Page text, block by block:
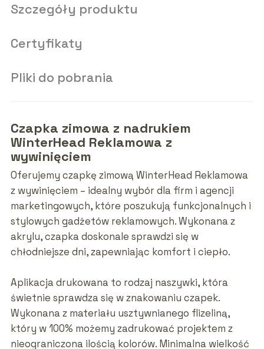
Szczegóły produktu
Certyfikaty
Pliki do pobrania
Czapka zimowa z nadrukiem
WinterHead Reklamowa z
wywinięciem
Oferujemy czapkę zimową WinterHead Reklamowa
z wywinięciem – idealny wybór dla firm i agencji
marketingowych, które poszukują funkcjonalnych i
stylowych gadżetów reklamowych. Wykonana z
akrylu, czapka doskonale sprawdzi się w
chłodniejsze dni, zapewniając komfort i ciepło.
Aplikacja drukowana to rodzaj naszywki, która
świetnie sprawdza się w znakowaniu czapek.
Wykonana z materiału usztywnianego flizeliną,
który w 100% możemy zadrukować projektem z
nieograniczona ilością kolorów. Minimalna wielkość